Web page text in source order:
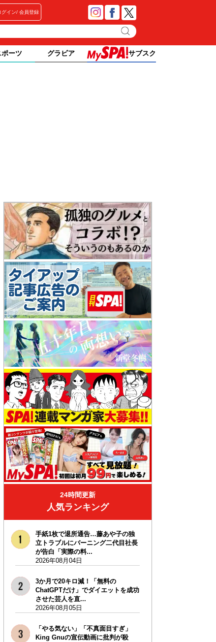
グイン 会員登録
ポーツ グラビア サブスク
24時間更新
人気ランキング
手紙1枚で退所通告…藤あや子の独
立トラブルにバーニング二代目社長
が告白「実際の料...
2026年08月04日
3か月で20キロ減！「無料の
ChatGPTだけ」でダイエットを成功
させた芸人を直...
2026年08月05日
「やる気ない」「不真面目すぎ」
King Gnuの宣伝動画に批判が殺